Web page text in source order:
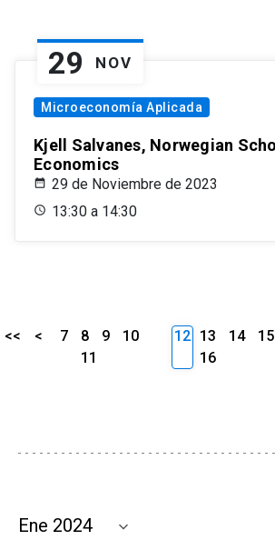
29 NOV
Microeconomía Aplicada
Kjell Salvanes, Norwegian
Economics
29 de Noviembre de 2023
13:30 a 14:30
<< < 7 8 9
10
11
12 13 14
15
16